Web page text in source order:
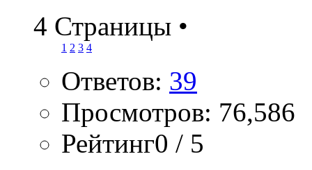
4 Страницы •
1 2 3 4
Ответов: 39
Просмотров: 76,586
Рейтинг0 / 5